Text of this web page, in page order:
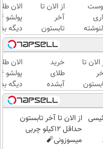
به
و
تیراژ
از الان تا
آخر
تابستون
حداقل
12کیلو
چربی
میسوزونی
🧨
الان
دیگه
طلا با
بی‌بهره
الان تا
12کیلو
میسوزونی
خرید
طلای
آبشده
حتی با
۱۰۰هزارتومان
الان
دیگه
طلا با
بی‌بهرهاز الان تا آخر تابستون
حداقل 12کیلو چربی
میسوزونی🧨